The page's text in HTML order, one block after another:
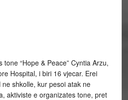
“Hope & Peace” Cyntia Arzu,
Hospital, i biri 16 vjecar. Erei
shkolle, kur pesoi atak ne
aktiviste e organizates tone, pret